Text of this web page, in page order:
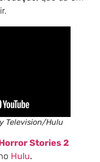
Television/Hulu
Stories 2
Hulu.